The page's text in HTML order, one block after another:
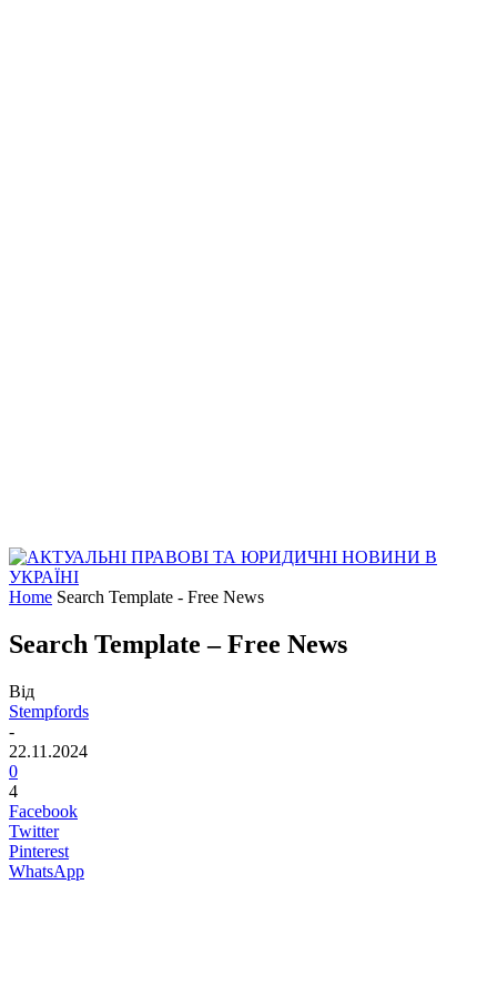
Home Search Template - Free News
Search Template – Free News
Від
Stempfords
-
22.11.2024
0
4
Facebook
Twitter
Pinterest
WhatsApp